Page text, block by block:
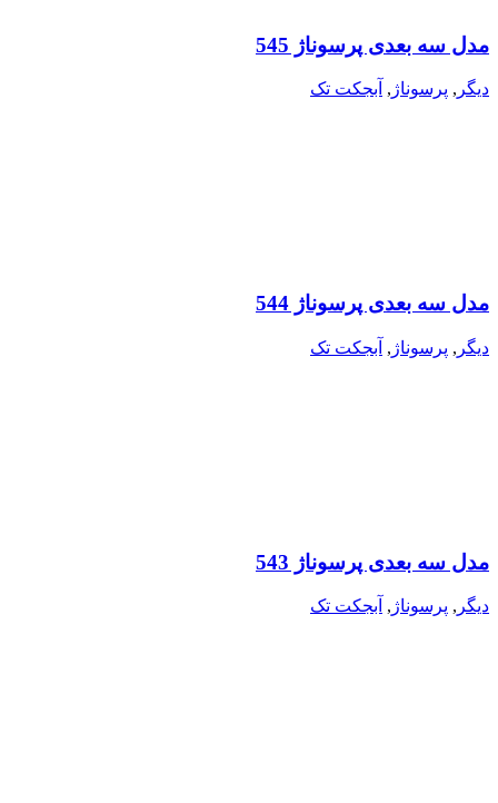
مدل سه بعدی پرسوناژ 545
دیگر , پرسوناژ , آبجکت تک
مدل سه بعدی پرسوناژ 544
دیگر , پرسوناژ , آبجکت تک
مدل سه بعدی پرسوناژ 543
دیگر , پرسوناژ , آبجکت تک